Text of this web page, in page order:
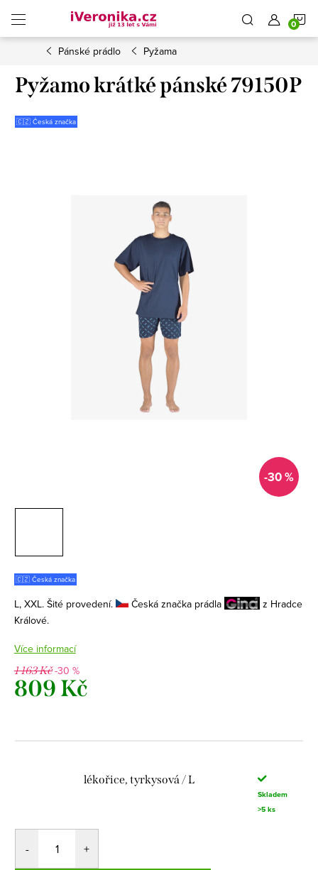
obsah
Pánské prádlo Pyžama
Pyžamo krátké pánské 79150P
🇨🇿 Česká značka
-30 %
🇨🇿 Česká značka
L, XXL. Šité provedení. Česká značka prádla
z Hradce
Králové.
Více informací
1 163 Kč-30 %
809 Kč
lékořice, tyrkysová / L
Skladem
>5 ks